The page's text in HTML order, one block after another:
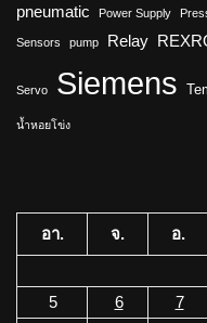
pneumatic Power Supply
Sensors pump Relay
Servo Siemens
น้ำหอยโข่ง
อา. จ. อ.
5
6 7